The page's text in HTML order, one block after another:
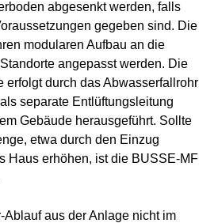
abgesenkt werden, falls
gegeben sind. Die
modularen Aufbau an die
angepasst werden. Die
erfolgt durch das Abwasserfallrohr
separate Entlüftungsleitung
Gebäude herausgeführt. Sollte
etwa durch den Einzug
Haus erhöhen, ist die BUSSE-MF
Ablauf aus der Anlage nicht im